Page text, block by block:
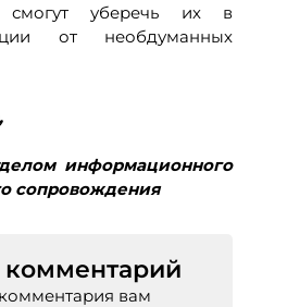
смогут уберечь их в
от необдуманных
Грекова,
информационного
сопровождения
комментарий
вам